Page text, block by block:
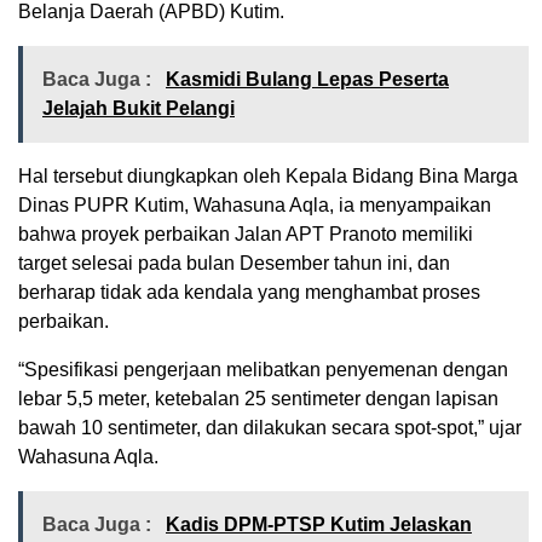
Belanja Daerah (APBD) Kutim.
Baca Juga :
Kasmidi Bulang Lepas Peserta
Jelajah Bukit Pelangi
Hal tersebut diungkapkan oleh Kepala Bidang Bina Marga
Dinas PUPR Kutim, Wahasuna Aqla, ia menyampaikan
bahwa proyek perbaikan Jalan APT Pranoto memiliki
target selesai pada bulan Desember tahun ini, dan
berharap tidak ada kendala yang menghambat proses
perbaikan.
“Spesifikasi pengerjaan melibatkan penyemenan dengan
lebar 5,5 meter, ketebalan 25 sentimeter dengan lapisan
bawah 10 sentimeter, dan dilakukan secara spot-spot,” ujar
Wahasuna Aqla.
Baca Juga :
Kadis DPM-PTSP Kutim Jelaskan